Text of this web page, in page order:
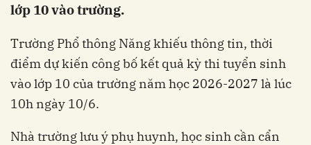
lớp 10 vào trường.
Trường Phổ thông Năng khiếu thông tin, thời
điểm dự kiến công bố kết quả kỳ thi tuyển sinh
vào lớp 10 của trường năm học 2026-2027 là lúc
10h ngày 10/6.
Nhà trường lưu ý phụ huynh, học sinh cần cẩn